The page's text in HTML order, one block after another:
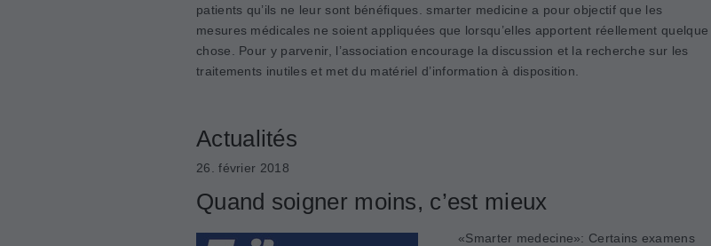
patients qu’ils ne leur sont bénéfiques. smarter medicine a pour objectif que les
mesures médicales ne soient appliquées que lorsqu’elles apportent réellement quelque
chose. Pour y parvenir, l’association encourage la discussion et la recherche sur les
traitements inutiles et met du matériel d’information à disposition.
Actualités
26. février 2018
Quand soigner moins, c’est mieux
«Smarter medecine»: Certains examens